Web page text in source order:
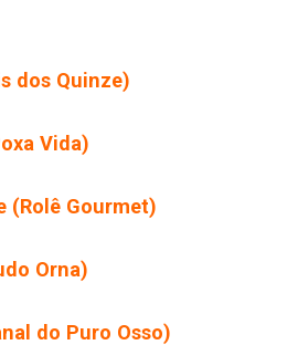
dos Quinze)
Vida)
(Rolê Gourmet)
Orna)
do Puro Osso)